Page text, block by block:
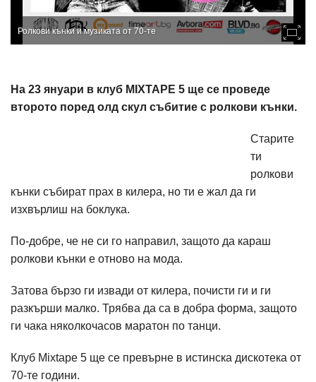
Ролкови кънки и музиката от 70-те
На 23 януари в клуб MIXTAPE 5 ще се проведе
второто поред олд скул събитие с ролкови кънки.
Старите
ти
ролкови
кънки събират прах в килера, но ти е жал да ги
изхвърлиш на боклука.
По-добре, че не си го направил, защото да караш
ролкови кънки е отново на мода.
Затова бързо ги извади от килера, почисти ги и ги
разкърши малко. Трябва да са в добра форма, защото
ги чака няколкочасов маратон по танци.
Клуб Mixtape 5 ще се превърне в истинска дискотека от
70-те години.